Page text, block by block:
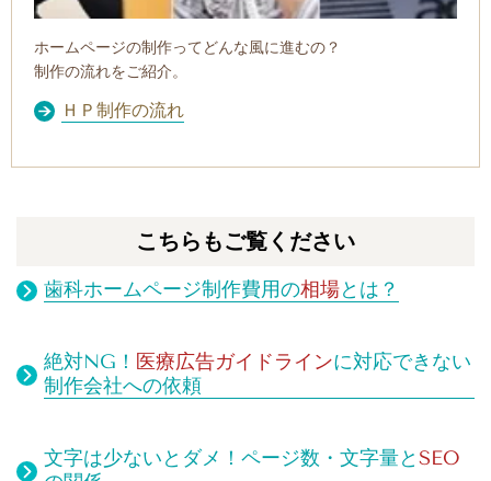
ホームページの制作ってどんな風に進むの？
制作の流れをご紹介。
ＨＰ制作の流れ
こちらもご覧ください
歯科ホームページ制作費用の相場とは？
絶対NG！ 医療広告ガイドラインに対応できない
制作会社への依頼
文字は少ないとダメ！ ページ数・文字量とSEO